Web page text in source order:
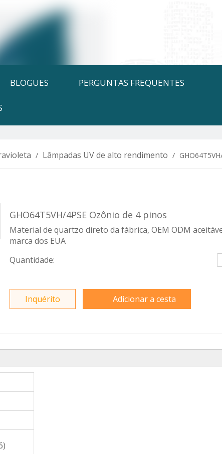
BLOGUES PERGUNTAS FREQUENTES
/ Lâmpadas UV de alto rendimento /
GHO64T5VH/4PSE Ozônio de 4 pinos
Material de quartzo direto da fábrica, OEM ODM
marca dos EUA
Quantidade:
Inquérito Adicionar a cesta